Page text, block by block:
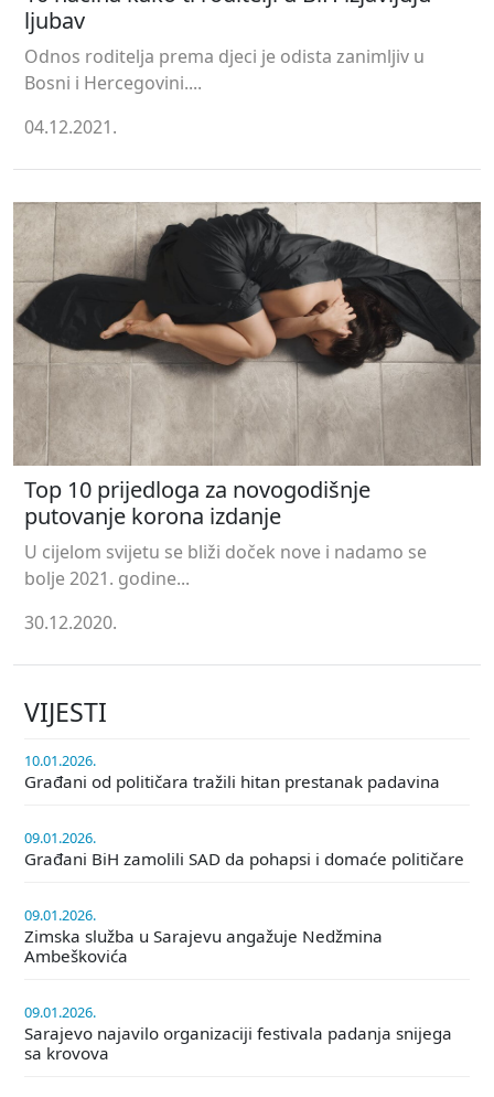
ljubav
Odnos roditelja prema djeci je odista zanimljiv u
Bosni i Hercegovini....
04.12.2021.
Top 10 prijedloga za novogodišnje
putovanje korona izdanje
U cijelom svijetu se bliži doček nove i nadamo se
bolje 2021. godine...
30.12.2020.
VIJESTI
10.01.2026.
Građani od političara tražili hitan prestanak padavina
09.01.2026.
Građani BiH zamolili SAD da pohapsi i domaće političare
09.01.2026.
Zimska služba u Sarajevu angažuje Nedžmina
Ambeškovića
09.01.2026.
Sarajevo najavilo organizaciji festivala padanja snijega
sa krovova